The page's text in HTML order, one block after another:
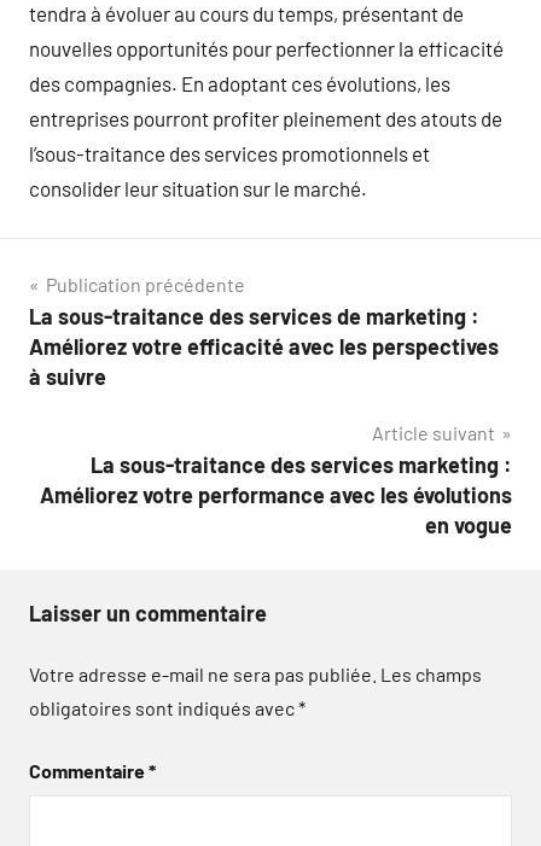
tendra à évoluer au cours du temps, présentant de
nouvelles opportunités pour perfectionner la efficacité
des compagnies. En adoptant ces évolutions, les
entreprises pourront profiter pleinement des atouts de
l’sous-traitance des services promotionnels et
consolider leur situation sur le marché.
Navigation
de
l’article
Publication précédente
La sous-traitance des services de marketing :
Améliorez votre efficacité avec les perspectives
à suivre
Article suivant
La sous-traitance des services marketing :
Améliorez votre performance avec les évolutions
en vogue
Laisser un commentaire
Votre adresse e-mail ne sera pas publiée. Les champs
obligatoires sont indiqués avec*
Commentaire*